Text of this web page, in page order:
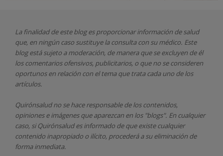
La finalidad de este blog es proporcionar información de salud
que, en ningún caso sustituye la consulta con su médico. Este
blog está sujeto a moderación, de manera que se excluyen de él
los comentarios ofensivos, publicitarios, o que no se consideren
oportunos en relación con el tema que trata cada uno de los
artículos.
Quirónsaludno se hace responsable de los contenidos,
opiniones e imágenes que aparezcan en los "blogs". En cualquier
caso, si Quirónsaludes informado de que existe cualquier
contenido inapropiado o ilícito, procederá a su eliminación de
forma inmediata.